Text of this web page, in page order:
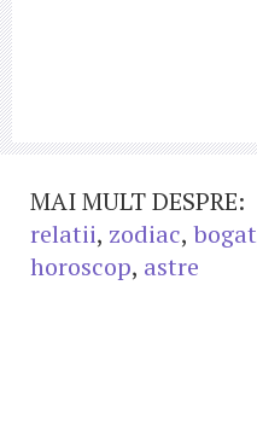
MAI MULT DESPRE:
relatii, zodiac, bogat
horoscop, astre